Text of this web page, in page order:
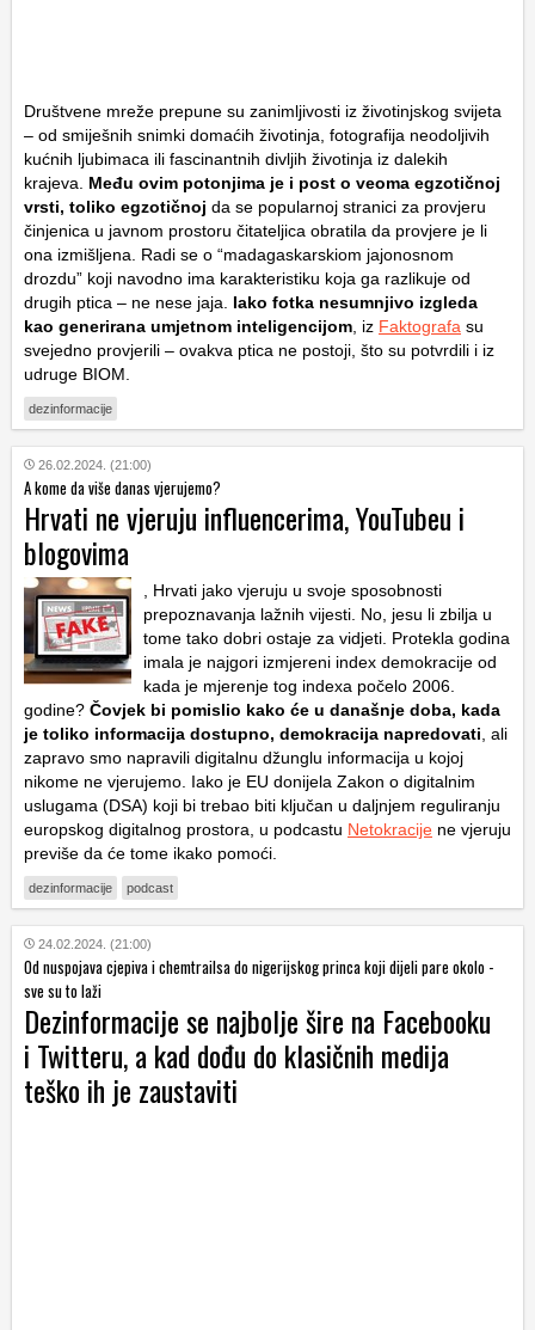
Društvene mreže prepune su zanimljivosti iz životinjskog svijeta
– od smiješnih snimki domaćih životinja, fotografija neodoljivih
kućnih ljubimaca ili fascinantnih divljih životinja iz dalekih
krajeva. Među ovim potonjima je i post o veoma egzotičnoj
vrsti, toliko egzotičnoj da se popularnoj stranici za provjeru
činjenica u javnom prostoru čitateljica obratila da provjere je li
ona izmišljena. Radi se o “madagaskarskiom jajonosnom
drozdu” koji navodno ima karakteristiku koja ga razlikuje od
drugih ptica – ne nese jaja. Iako fotka nesumnjivo izgleda
kao generirana umjetnom inteligencijom, iz Faktografa su
svejedno provjerili – ovakva ptica ne postoji, što su potvrdili i iz
udruge BIOM.
dezinformacije
26.02.2024. (21:00)
A kome da više danas vjerujemo?
Hrvati ne vjeruju influencerima, YouTubeu i
blogovima
, Hrvati jako vjeruju u svoje sposobnosti
prepoznavanja lažnih vijesti. No, jesu li zbilja u
tome tako dobri ostaje za vidjeti. Protekla godina
imala je najgori izmjereni index demokracije od
kada je mjerenje tog indexa počelo 2006.
godine? Čovjek bi pomislio kako će u današnje doba, kada
je toliko informacija dostupno, demokracija napredovati, ali
zapravo smo napravili digitalnu džunglu informacija u kojoj
nikome ne vjerujemo. Iako je EU donijela Zakon o digitalnim
uslugama (DSA) koji bi trebao biti ključan u daljnjem reguliranju
europskog digitalnog prostora, u podcastu Netokracije ne vjeruju
previše da će tome ikako pomoći.
dezinformacije podcast
24.02.2024. (21:00)
Od nuspojava cjepiva i chemtrailsa do nigerijskog princa koji dijeli pare okolo -
sve su to laži
Dezinformacije se najbolje šire na Facebooku
i Twitteru, a kad dođu do klasičnih medija
teško ih je zaustaviti